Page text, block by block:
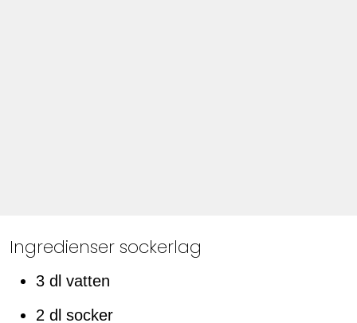
Ingredienser sockerlag
3 dl vatten
2 dl socker